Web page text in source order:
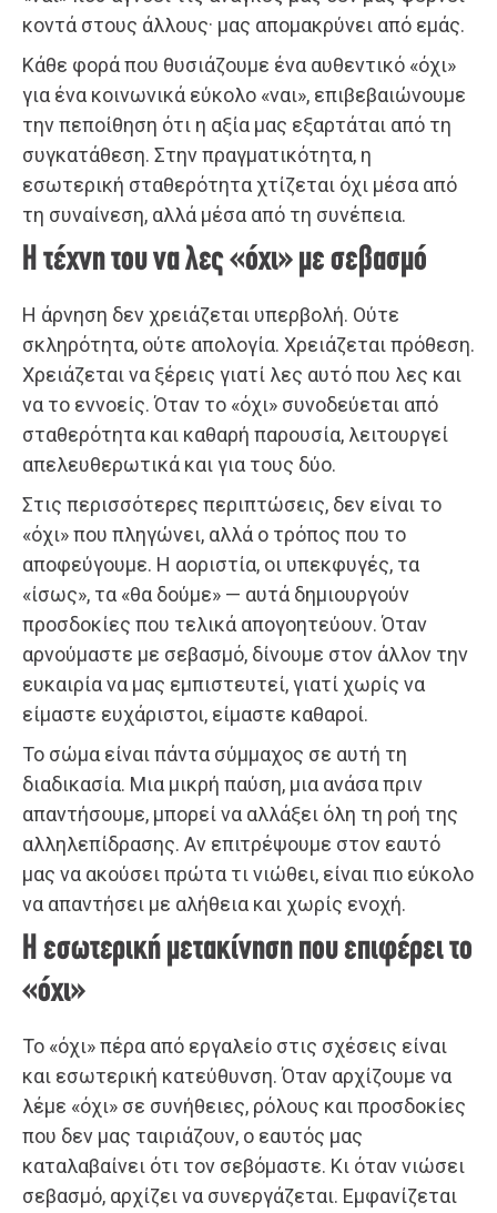
κοντά στους άλλους· μας απομακρύνει από εμάς.
Κάθε φορά που θυσιάζουμε ένα αυθεντικό «όχι»
για ένα κοινωνικά εύκολο «ναι», επιβεβαιώνουμε
την πεποίθηση ότι η αξία μας εξαρτάται από τη
συγκατάθεση. Στην πραγματικότητα, η
εσωτερική σταθερότητα χτίζεται όχι μέσα από
τη συναίνεση, αλλά μέσα από τη συνέπεια.
Η τέχνη του να λες «όχι» με σεβασμό
Η άρνηση δεν χρειάζεται υπερβολή. Ούτε
σκληρότητα, ούτε απολογία. Χρειάζεται πρόθεση.
Χρειάζεται να ξέρεις γιατί λες αυτό που λες και
να το εννοείς. Όταν το «όχι» συνοδεύεται από
σταθερότητα και καθαρή παρουσία, λειτουργεί
απελευθερωτικά και για τους δύο.
Στις περισσότερες περιπτώσεις, δεν είναι το
«όχι» που πληγώνει, αλλά ο τρόπος που το
αποφεύγουμε. Η αοριστία, οι υπεκφυγές, τα
«ίσως», τα «θα δούμε» — αυτά δημιουργούν
προσδοκίες που τελικά απογοητεύουν. Όταν
αρνούμαστε με σεβασμό, δίνουμε στον άλλον την
ευκαιρία να μας εμπιστευτεί, γιατί χωρίς να
είμαστε ευχάριστοι, είμαστε καθαροί.
Το σώμα είναι πάντα σύμμαχος σε αυτή τη
διαδικασία. Μια μικρή παύση, μια ανάσα πριν
απαντήσουμε, μπορεί να αλλάξει όλη τη ροή της
αλληλεπίδρασης. Αν επιτρέψουμε στον εαυτό
μας να ακούσει πρώτα τι νιώθει, είναι πιο εύκολο
να απαντήσει με αλήθεια και χωρίς ενοχή.
Η εσωτερική μετακίνηση που επιφέρει το
«όχι»
Το «όχι» πέρα από εργαλείο στις σχέσεις είναι
και εσωτερική κατεύθυνση. Όταν αρχίζουμε να
λέμε «όχι» σε συνήθειες, ρόλους και προσδοκίες
που δεν μας ταιριάζουν, ο εαυτός μας
καταλαβαίνει ότι τον σεβόμαστε. Κι όταν νιώσει
σεβασμό, αρχίζει να συνεργάζεται. Εμφανίζεται